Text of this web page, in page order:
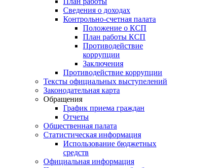
Сведения о доходах
Контрольно-счетная палата
Положение о КСП
План работы КСП
Противодействие
коррупции
Заключения
Противодействие коррупции
Тексты официальных выступелений
Законодательная карта
Обращения
График приема граждан
Отчеты
Общественная палата
Статистическая информация
Использование бюджетных
средств
Официальная информация